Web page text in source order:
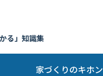
る」知識集
家づくりのキホン